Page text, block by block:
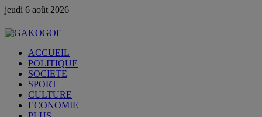
jeudi 6 août 2026
ACCUEIL
POLITIQUE
SOCIETE
SPORT
CULTURE
ECONOMIE